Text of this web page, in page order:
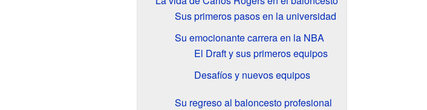
Sus primeros pasos en la universidad
Su emocionante carrera en la NBA
El Draft y sus primeros equipos
Desafíos y nuevos equipos
Su regreso al baloncesto profesional